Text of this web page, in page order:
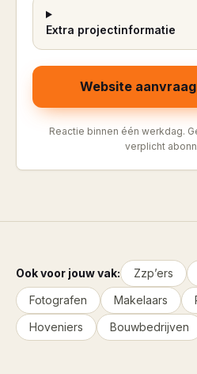
Extra projectinformatie
Website
Reactie binnen één werkdag.
verplicht
Ook voor jouw vak: Zzp’ers
Fotografen
Makelaars
Hoveniers
Bouwbedrijven